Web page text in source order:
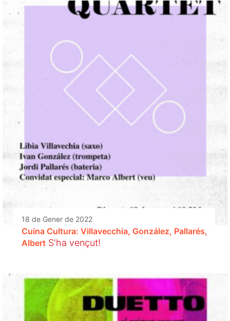
18 de Gener de 2022
Cuina Cultura: Villavecchia, González, Pallarés,
Albert S'ha vençut!